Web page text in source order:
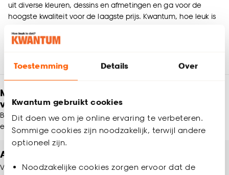
Toestemming Details Over
Kwantum gebruikt cookies
Dit doen we om je online ervaring te verbeteren.
Sommige cookies zijn noodzakelijk, terwijl andere
optioneel zijn.
Noodzakelijke cookies zorgen ervoor dat de
uit diverse kleuren, dessins en afmetingen en ga voor de
hoogste kwaliteit voor de laagste prijs. Kwantum, hoe leuk is
Meld je aan en ontvang € 5,- korting op je
volgende bestelling
Blijf per e-mail op de hoogte van leuke aanbiedingen, inspiratie
en meer!
Altijd een winkel in de buurt
Vind jouw Kwantum winkel